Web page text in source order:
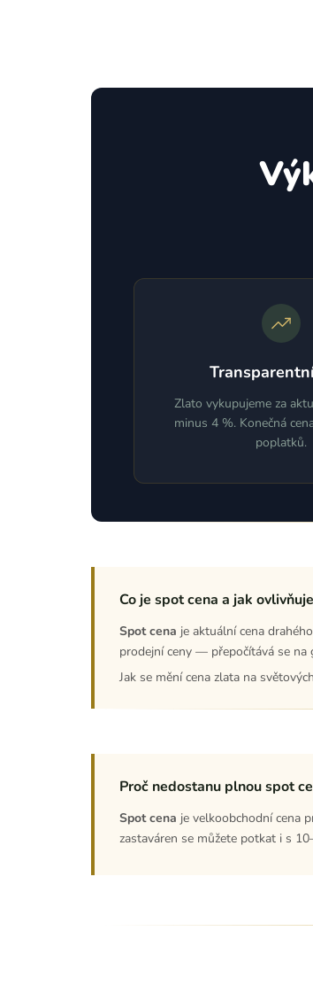
Zlato vykupujeme za
minus 4 %. Konečná
poplatků.
Co je spot cena a jak
Spot cena je aktuální cena
prodejní ceny — přepočítává se
Jak se mění cena zlata na
Proč nedostanu plnou spot
Spot cena je velkoobchodní cena
zastaváren se můžete potkat i s